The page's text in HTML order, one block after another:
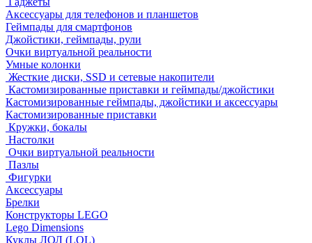
Аксессуары для телефонов и планшетов
Геймпады для смартфонов
Джойстики, геймпады, рули
Очки виртуальной реальности
Умные колонки
Жесткие диски, SSD и сетевые накопители
Кастомизированные приставки и геймпады/джойстики
Кастомизированные геймпады, джойстики и аксессуары
Кастомизированные приставки
Кружки, бокалы
Настолки
Очки виртуальной реальности
Пазлы
Фигурки
Аксессуары
Брелки
Конструкторы LEGO
Lego Dimensions
Куклы ЛОЛ (LOL)